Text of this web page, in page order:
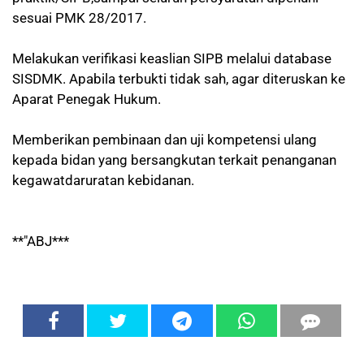
sesuai PMK 28/2017.
Melakukan verifikasi keaslian SIPB melalui database
SISDMK. Apabila terbukti tidak sah, agar diteruskan ke
Aparat Penegak Hukum.
Memberikan pembinaan dan uji kompetensi ulang
kepada bidan yang bersangkutan terkait penanganan
kegawatdaruratan kebidanan.
**"ABJ***